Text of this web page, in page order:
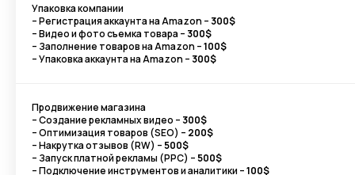
Упаковка компании
– Регистрация аккаунта на Amazon – 300$
– Видео и фото съемка товара – 300$
– Заполнение товаров на Amazon –100$
– Упаковка аккаунта на Amazon – 300$
Продвижение магазина
– Создание рекламных видео – 300$
– Оптимизация товаров (SEO) – 200$
– Накрутка отзывов (RW) –500$
– Запуск платной рекламы (PPC) –500$
– Подключение инструментов и аналитики –100$